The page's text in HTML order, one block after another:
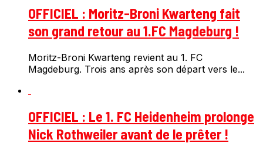
OFFICIEL : Moritz-Broni Kwarteng fait
son grand retour au 1.FC Magdeburg !
Moritz-Broni Kwarteng revient au 1. FC
Magdeburg. Trois ans après son départ vers le...
OFFICIEL : Le 1. FC Heidenheim prolonge
Nick Rothweiler avant de le prêter !